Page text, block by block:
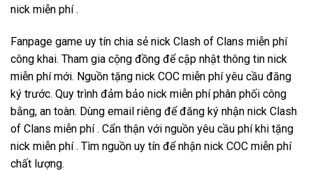
nick miễn phí .
Fanpage game uy tín chia sẻ nick Clash of Clans miễn phí
công khai. Tham gia cộng đồng để cập nhật thông tin nick
miễn phí mới. Nguồn tặng nick COC miễn phí yêu cầu đăng
ký trước. Quy trình đảm bảo nick miễn phí phân phối công
bằng, an toàn. Dùng email riêng để đăng ký nhận nick Clash
of Clans miễn phí . Cẩn thận với nguồn yêu cầu phí khi tặng
nick miễn phí . Tìm nguồn uy tín để nhận nick COC miễn phí
chất lượng.